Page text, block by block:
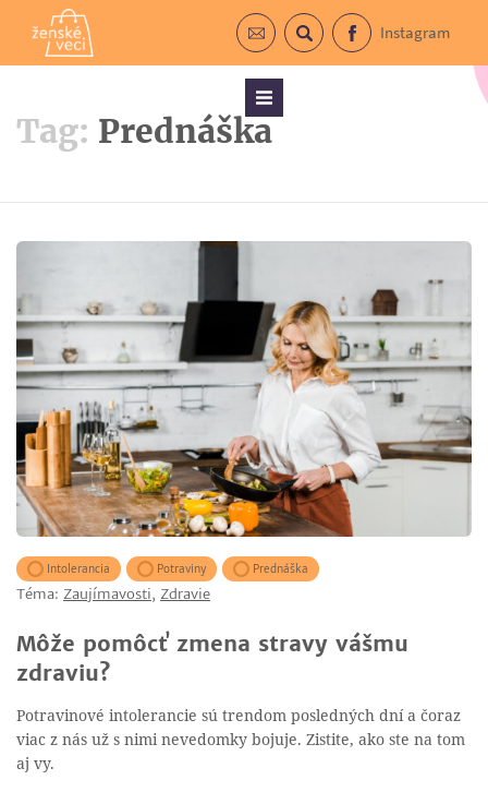
Prihlásiť sa do newslettra
Vyhľadávanie
Facebook
Instagram
Tag: Prednáška
Intolerancia Potraviny Prednáška
Téma: Zaujímavosti, Zdravie
Môže pomôcť zmena stravy vášmu
zdraviu?
Potravinové intolerancie sú trendom posledných dní a čoraz
viac z nás už s nimi nevedomky bojuje. Zistite, ako ste na tom
aj vy.